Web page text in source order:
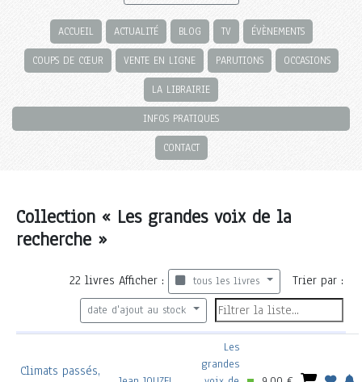
ACCUEIL ACTUALITÉ BLOG TV ÉVÈNEMENTS
COUPS DE CŒUR VENTE EN LIGNE PARUTIONS OCCASIONS
LA LIBRAIRIE
INFOS PRATIQUES
CONTACT
Collection « Les grandes voix de la
recherche »
22 livresAfficher : tous les livres Trier par :
date d'ajout au stock
Climats passés,
Les
grandes